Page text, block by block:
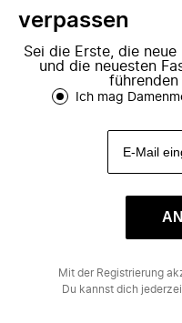
verpassen
Sei die Erste, die
und die neuesten
Ich mag
Mit der Registrierung
Du kannst dich